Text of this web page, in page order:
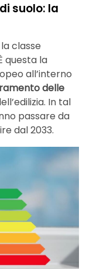
suolo: la
classe
questa la
all’interno
delle
In tal
passare da
dal 2033.